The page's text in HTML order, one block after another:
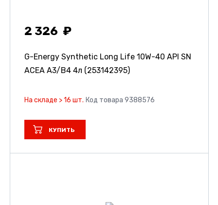
2 326
G-Energy Synthetic Long Life 10W-40 API SN
ACEA A3/B4 4л (253142395)
На складе > 16 шт. Код товара 9388576
КУПИТЬ